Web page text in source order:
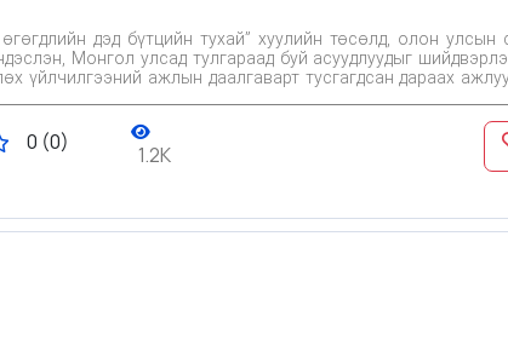
дэд бүтцийн тухай” хуулийн төсөлд, олон
Монгол улсад тулгараад буй асуудлуудыг
үйлчилгээний ажлын даалгаварт тусгагдсан дараах
0 (0) 1.2K